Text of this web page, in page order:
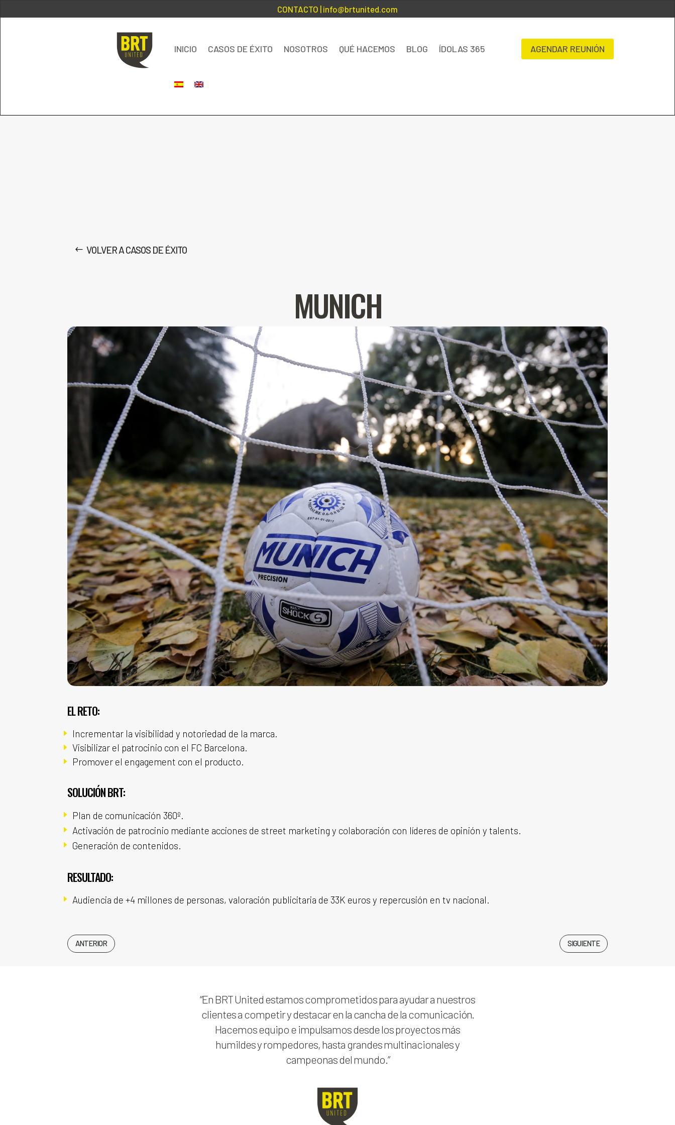
CONTACTO | info@brtunited.com
INICIO CASOS DE ÉXITO NOSOTROS QUÉ HACEMOS BLOG ÍDOLAS 365 AGENDAR REUNIÓN
VOLVER A CASOS DE ÉXITO
MUNICH
EL RETO:
E Incrementar la visibilidad y notoriedad de la marca.
E Visibilizar el patrocinio con el FC Barcelona.
E Promover el engagement con el producto.
SOLUCIÓN BRT:
E Plan de comunicación 360º.
E Activación de patrocinio mediante acciones de street marketing y colaboración con líderes de opinión y talents.
E Generación de contenidos.
RESULTADO:
E Audiencia de +4 millones de personas, valoración publicitaria de 33K euros y repercusión en tv nacional.
ANTERIOR SIGUIENTE
“En BRT United estamos comprometidos para ayudar a nuestros
clientes a competir y destacar en la cancha de la comunicación.
Hacemos equipo e impulsamos desde los proyectos más
humildes y rompedores, hasta grandes multinacionales y
campeonas del mundo.”